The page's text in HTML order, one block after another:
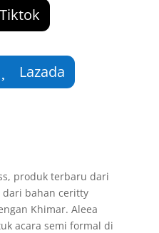
Tiktok
Lazada
produk terbaru dari
dari bahan ceritty
Khimar. Aleea
acara semi formal di